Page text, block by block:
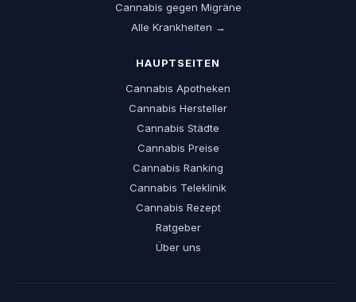
Cannabis gegen Migräne
Alle Krankheiten →
HAUPTSEITEN
Cannabis Apotheken
Cannabis Hersteller
Cannabis Städte
Cannabis Preise
Cannabis Ranking
Cannabis Teleklinik
Cannabis Rezept
Ratgeber
Über uns